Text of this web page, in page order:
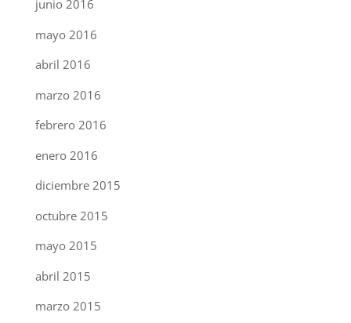
junio 2016
mayo 2016
abril 2016
marzo 2016
febrero 2016
enero 2016
diciembre 2015
octubre 2015
mayo 2015
abril 2015
marzo 2015